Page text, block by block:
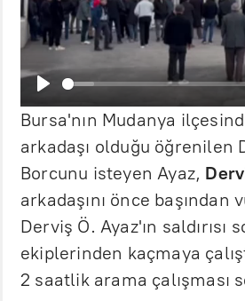
B
ş
l
a
t
Bursa'nın Mudanya
arkadaşı olduğu
Borcunu isteyen Ayaz,
arkadaşını önce başından
Derviş Ö. Ayaz'ın
ekiplerinden kaçmaya
2 saatlik arama çalışması